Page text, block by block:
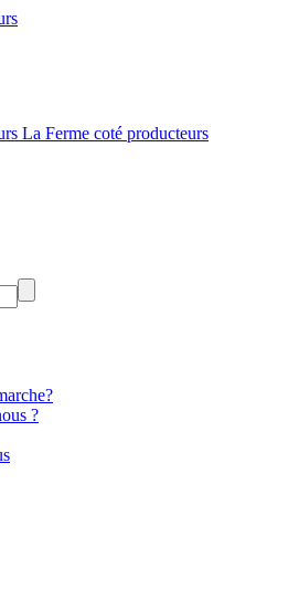
La Ferme coté producteurs
?